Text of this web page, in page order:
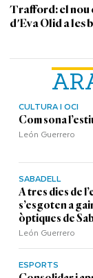
CULTURA I OCI
Com sona
León Guerrero
SABADELL
A tres dies de
s’esgoten a
òptiques de
León Guerrero
ESPORTS
Trafford: el nou
d'Eva Olid a les